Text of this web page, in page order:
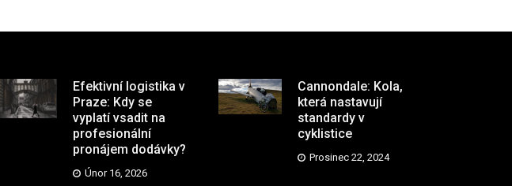
Efektivní logistika v
Praze: Kdy se
vyplatí vsadit na
profesionální
pronájem dodávky?
Únor 16, 2026
Cannondale: Kola,
která nastavují
standardy v
cyklistice
Prosinec 22, 2024